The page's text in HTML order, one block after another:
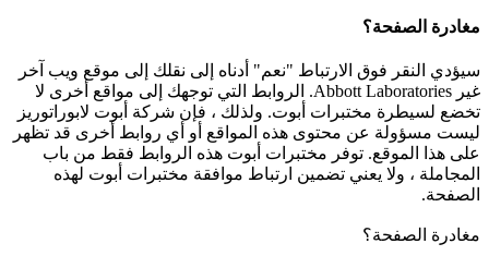
مغادرة الصفحة؟
سيؤدي النقر فوق الارتباط "نعم" أدناه إلى نقلك إلى موقع ويب آخر
غير Abbott Laboratories. الروابط التي توجهك إلى مواقع أخرى لا
تخضع لسيطرة مختبرات أبوت. ولذلك ، فإن شركة أبوت لابوراتوريز
ليست مسؤولة عن محتوى هذه المواقع أو أي روابط أخرى قد تظهر
على هذا الموقع. توفر مختبرات أبوت هذه الروابط فقط من باب
المجاملة ، ولا يعني تضمين ارتباط موافقة مختبرات أبوت لهذه
الصفحة.
مغادرة الصفحة؟